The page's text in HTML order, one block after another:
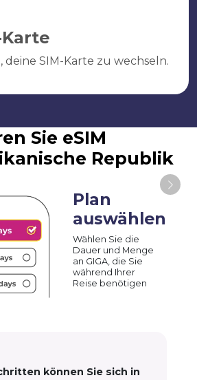
Karte
deine SIM-Karte zu wechseln.
Sie eSIM
Republik
Plan
auswählen
Wählen Sie die
Dauer und Menge
an GIGA, die Sie
während Ihrer
Reise benötigen
können Sie sich in